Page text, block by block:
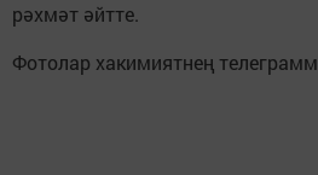
рәхмәт әйтте.
Фотолар хакимиятнең